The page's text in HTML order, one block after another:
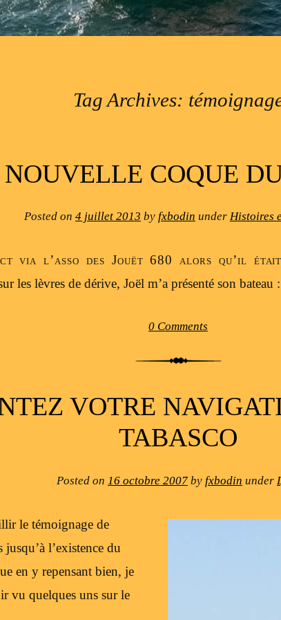
Tag Archives:
COQUE
Posted on 4 juillet 2013 by fxbodin under Histoires
via l’asso des Jouët 680 alors qu’il
les lèvres de dérive, Joël m’a présenté son bateau :
0 Comments
VOTRE
TABASCO
Posted on 16 octobre 2007 by fxbodin under
le témoignage de
l’existence du
en y repensant bien, je
vu quelques uns sur le